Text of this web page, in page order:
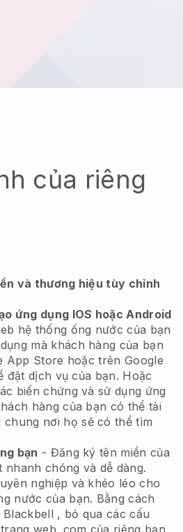
của riêng
và thương hiệu tùy chỉnh
ứng dụng IOS hoặc Android
hệ thống ống nước của bạn
mà khách hàng của bạn
Store hoặc trên Google
đặt dịch vụ của bạn. Hoặc
biến chứng và sử dụng ứng
hàng của bạn có thể tải
chung nơi họ sẽ có thể tìm
bạn - Đăng ký tên miền của
chóng và dễ dàng.
nghiệp và khéo léo cho
nước của bạn. Bằng cách
Blackbell , bỏ qua các cấu
web .com của riêng bạn